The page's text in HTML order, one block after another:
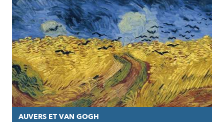
AUVERS ET VAN GOGH